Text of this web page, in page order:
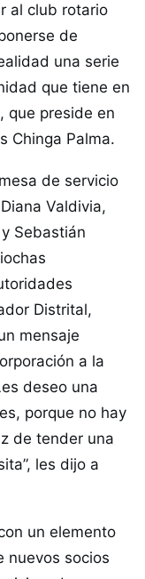
al club rotario
de
una serie
que tiene en
que preside en
Chinga Palma.
de servicio
Valdivia,
Sebastián
Distrital,
mensaje
a la
deseo una
porque no hay
de tender una
les dijo a
un elemento
nuevos socios